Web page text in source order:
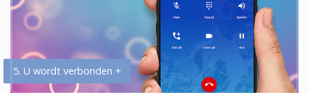
5. U wordt verbonden +